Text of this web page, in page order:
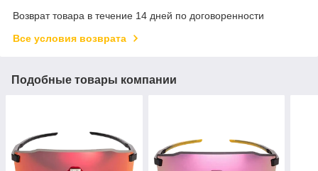
Возврат товара в течение 14 дней по договоренности
Все условия возврата
Подобные товары компании